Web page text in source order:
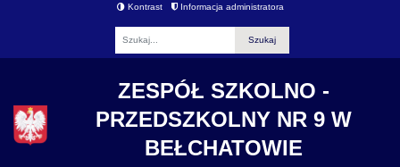
Kontrast Informacja administratora
ZESPÓŁ SZKOLNO -
PRZEDSZKOLNY NR 9 W
BEŁCHATOWIE